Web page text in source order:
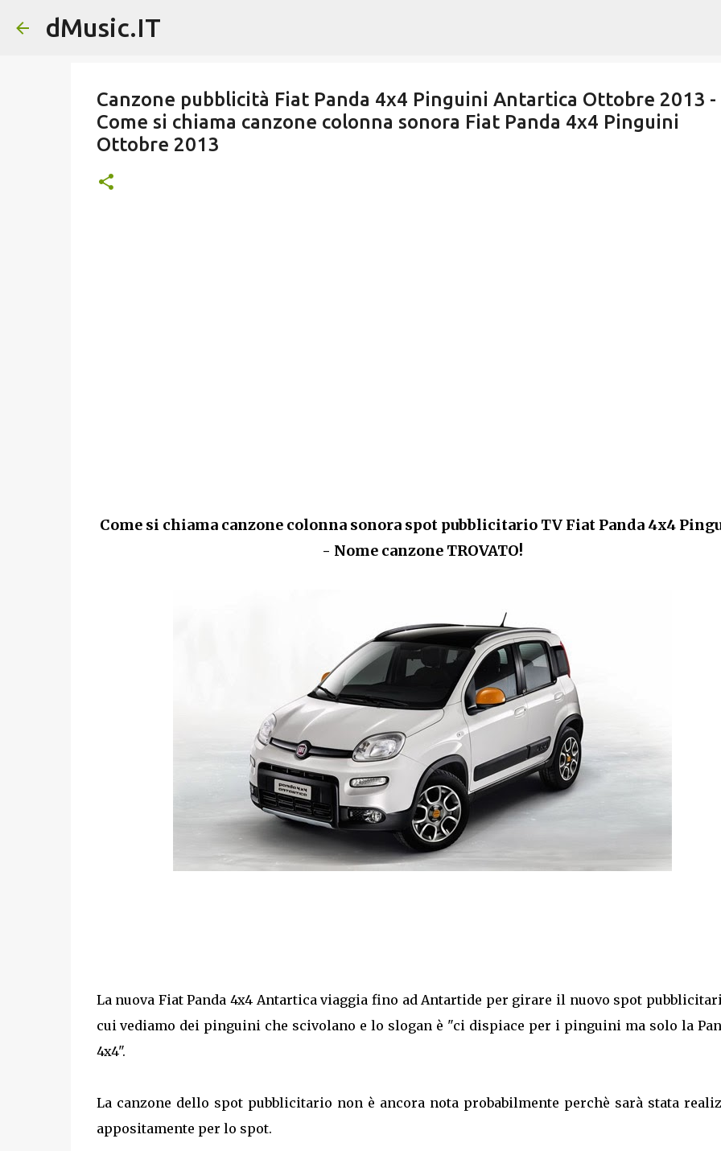
dMusic.IT
Canzone pubblicità Fiat Panda 4x4 Pinguini Antartica Ottobre 2013 -
Come si chiama canzone colonna sonora Fiat Panda 4x4 Pinguini
Ottobre 2013
Come si chiama canzone colonna sonora spot pubblicitario TV Fiat Panda 4x4
- Nome canzone TROVATO!
La nuova Fiat Panda 4x4 Antartica viaggia fino ad Antartide per girare il nuovo spot
cui vediamo dei pinguini che scivolano e lo slogan è "ci dispiace per i pinguini ma solo la
4x4".
La canzone dello spot pubblicitario non è ancora nota probabilmente perchè sarà stata
appositamente per lo spot.